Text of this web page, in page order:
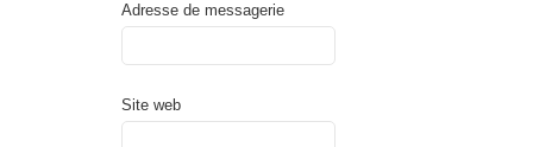
Adresse de messagerie
Site web